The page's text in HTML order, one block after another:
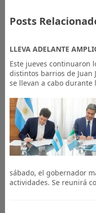
Posts
LLEVA ADELANTE
Este jueves continuaron
distintos barrios de Juan
se llevan a cabo durante
sábado, el gobernador
actividades. Se reunirá